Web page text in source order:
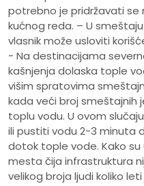
potrebno je pridržavati se
kućnog reda. – U
vlasnik može usloviti
- Na destinacijama
kašnjenja dolaska tople
višim spratovima
kada veći broj smeštajnih
toplu vodu. U ovom
ili pustiti vodu 2-3 minuta
dotok tople vode. Kako
mesta čija infrastruktura
velikog broja ljudi koliko